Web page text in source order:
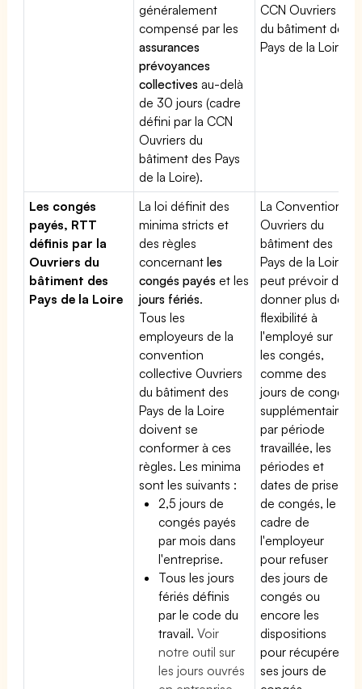
généralement
compensé par les
assurances
prévoyances
collectives au-delà
de 30 jours (cadre
défini par la CCN
Ouvriers du
bâtiment des Pays
de la Loire).
CCN Ouvriers
du bâtiment des
Pays de la Loire
Les congés
payés, RTT
définis par la
Ouvriers du
bâtiment des
Pays de la Loire
La loi définit des
minima stricts et
des règles
concernantles
congés payés et les
jours fériés.
Tous les
employeurs de la
convention
collective Ouvriers
du bâtiment des
Pays de la Loire
doivent se
conformer à ces
règles. Les minima
sont les suivants :
2,5 jours de
congés payés
par mois dans
l'entreprise.
Tous les jours
fériés définis
par le code du
travail.Voir
notre outil sur
les jours ouvrés
La Convention
Ouvriers du
bâtiment des
Pays de la Loire
peut prévoir de
donner plus de
flexibilité à
l'employé sur
les congés,
comme des
jours de congé
supplémentaires
par période
travaillée, les
périodes et
dates de prise
de congés, le
cadre de
l'employeur
pour refuser
des jours de
congés ou
encore les
dispositions
pour récupérer
ses jours de